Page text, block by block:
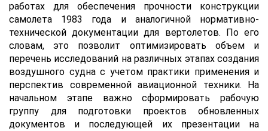
работах для обеспечения прочности конструкции
самолета 1983 года и аналогичной нормативно-
технической документации для вертолетов. По его
словам, это позволит оптимизировать объем и
перечень исследований на различных этапах создания
воздушного судна с учетом практики применения и
перспектив современной авиационной техники. На
начальном этапе важно сформировать рабочую
группу для подготовки проектов обновленных
документов и последующей их презентации на